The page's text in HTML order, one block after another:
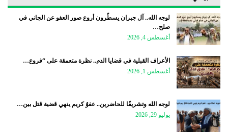
لوجه الله.. آل جبران يسطّرون أروع صور العفو عن الجاني في
صلح…
أغسطس 4, 2026
الأعراف القبلية في قضايا الدم.. نظرة متعمقة على “فروع…
أغسطس 1, 2026
لوجه الله وتشريفًا للحاضرين.. عفوٌ كريم ينهي قضية قتل بين…
يوليو 29, 2026